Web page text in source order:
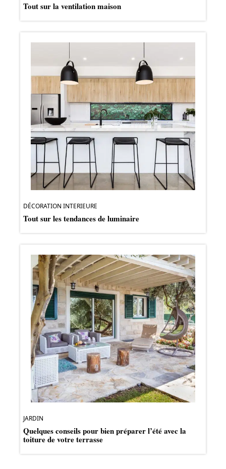
Tout sur la ventilation maison
DÉCORATION INTERIEURE
Tout sur les tendances de luminaire
JARDIN
Quelques conseils pour bien préparer l’été avec la
toiture de votre terrasse